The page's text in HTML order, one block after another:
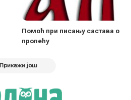
Помоћ при писању састава о
пролећу
Прикажи још